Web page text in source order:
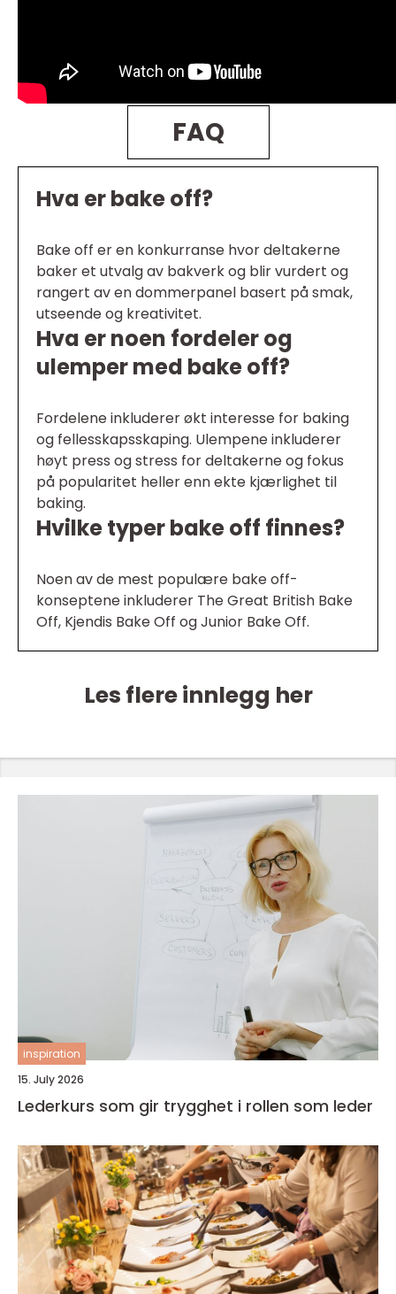
FAQ
Hva er bake off?
Bake off er en konkurranse hvor deltakerne
baker et utvalg av bakverk og blir vurdert og
rangert av en dommerpanel basert på smak,
utseende og kreativitet.
Hva er noen fordeler og
ulemper med bake off?
Fordelene inkluderer økt interesse for baking
og fellesskapsskaping. Ulempene inkluderer
høyt press og stress for deltakerne og fokus
på popularitet heller enn ekte kjærlighet til
baking.
Hvilke typer bake off finnes?
Noen av de mest populære bake off-
konseptene inkluderer The Great British Bake
Off, Kjendis Bake Off og Junior Bake Off.
Les flere innlegg her
inspiration
15. July 2026
Lederkurs som gir trygghet i rollen som leder